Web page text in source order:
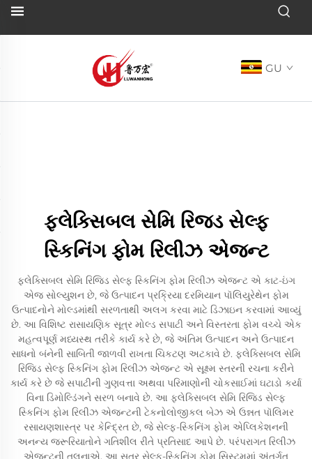
GU
ફ્લેક્સિબલ સેમિ રિજ્ડ સેલ્ફ
સ્કિનિંગ ફોમ રિલીઝ એજન્ટ
ફ્લેક્સિબલ સેમિ રિજિડ સેલ્ફ સ્કિનિંગ ફોમ રિલીઝ એજન્ટ એ કાટ-ઇંગ
એજ સોલ્યુશન છે, જે ઉત્પાદન પ્રક્રિયા દરમિયાન પૉલિયુરેથેન ફોમ
ઉત્પાદનોને મોલ્ડમાંથી સરળતાથી અલગ કરવા માટે ડિઝાઇન કરવામાં આવ્યું
છે. આ વિશિષ્ટ રાસાયણિક સૂત્ર મોલ્ડ સપાટી અને વિસ્તરતા ફોમ વચ્ચે એક
મહત્વપૂર્ણ મધ્યસ્થ તરીકે કાર્ય કરે છે, જે અંતિમ ઉત્પાદન અને ઉત્પાદન
સાધનો બંનેની સાબિતી જાળવી રાખતા ચિકટણ અટકાવે છે. ફ્લેક્સિબલ સેમિ
રિજિડ સેલ્ફ સ્કિનિંગ ફોમ રિલીઝ એજન્ટ એ સૂક્ષ્મ સ્તરની રચના કરીને
કાર્ય કરે છે જે સપાટીની ગુણવત્તા અથવા પરિમાણોની ચોકસાઈમાં ઘટાડો કર્યા
વિના ડિમોલ્ડિંગને સરળ બનાવે છે. આ ફ્લેક્સિબલ સેમિ રિજિડ સેલ્ફ
સ્કિનિંગ ફોમ રિલીઝ એજન્ટની ટેકનોલોજીકલ બેઝ એ ઉન્નત પૉલિમર
રસાયણશાસ્ત્ર પર કેન્દ્રિત છે, જે સેલ્ફ-સ્કિનિંગ ફોમ એપ્લિકેશનની
અનન્ય જરૂરિયાતોને ગતિશીલ રીતે પ્રતિસાદ આપે છે. પરંપરાગત રિલીઝ
એજન્ટની તુલનાએ, આ સૂત્ર સેલ્ફ-સ્કિનિંગ ફોમ સિસ્ટમમાં અંતર્ગત